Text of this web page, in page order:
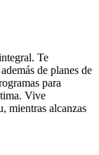
Te
de planes de
para
Vive
mientras alcanzas